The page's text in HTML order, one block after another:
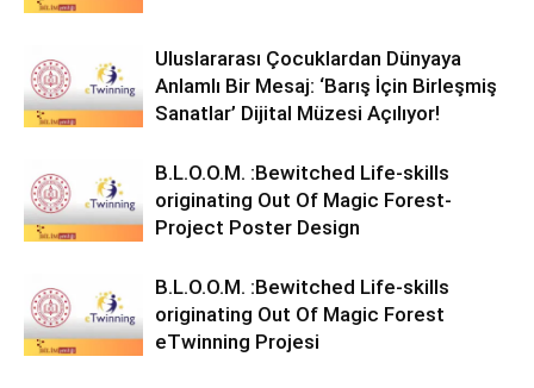
Uluslararası Çocuklardan Dünyaya
Anlamlı Bir Mesaj: ‘Barış İçin Birleşmiş
Sanatlar’ Dijital Müzesi Açılıyor!
B.L.O.O.M. :Bewitched Life-skills
originating Out Of Magic Forest-
Project Poster Design
B.L.O.O.M. :Bewitched Life-skills
originating Out Of Magic Forest
eTwinning Projesi